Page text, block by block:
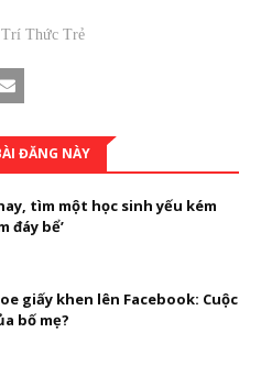
Thức Trẻ
ĐĂNG NÀY
tìm một học sinh yếu kém
đáy bể’
giấy khen lên Facebook: Cuộc
bố mẹ?